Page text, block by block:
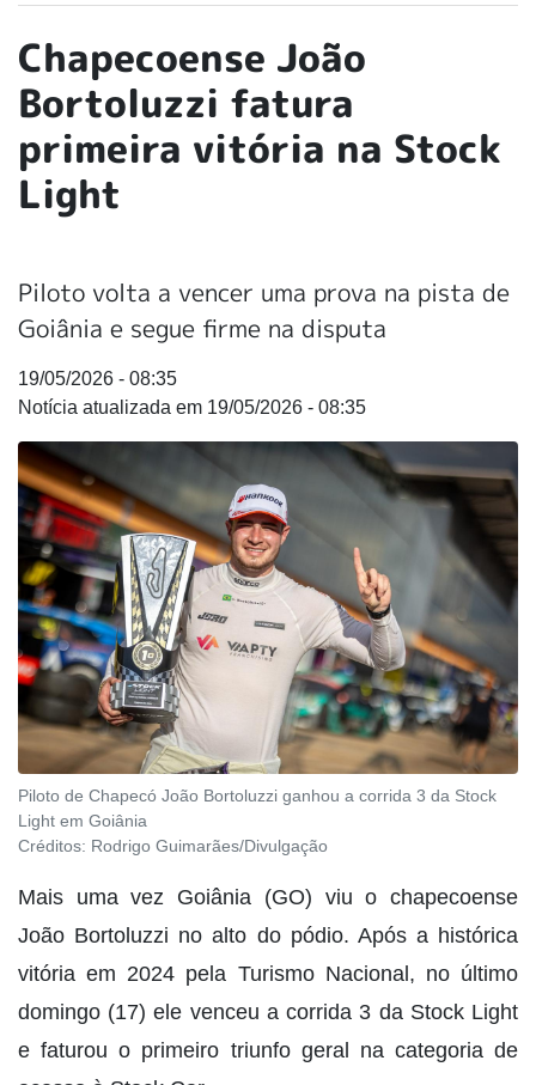
Chapecoense João
Bortoluzzi fatura
primeira vitória na Stock
Light
Piloto volta a vencer uma prova na pista de
Goiânia e segue firme na disputa
19/05/2026 - 08:35
19/05/2026 - 08:35
Piloto de Chapecó João Bortoluzzi ganhou a corrida 3 da Stock
Light em Goiânia
Créditos: Rodrigo Guimarães/Divulgação
Mais uma vez Goiânia (GO) viu o chapecoense
João Bortoluzzi no alto do pódio. Após a histórica
vitória em 2024 pela Turismo Nacional, no último
domingo (17) ele venceu a corrida 3 da Stock Light
e faturou o primeiro triunfo geral na categoria de